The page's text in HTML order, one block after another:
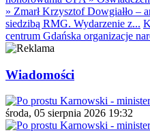
» Zmarł Krzysztof Dowgiałło –
siedzibą RMG. Wydarzenie z...
centrum Gdańska organizacje
Wiadomości
środa, 05 sierpnia 2026 19:32